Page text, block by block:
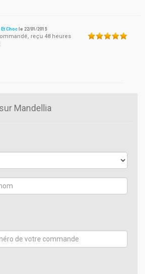
Choc le 22/01/2015
reçu 48 heures
Mandellia